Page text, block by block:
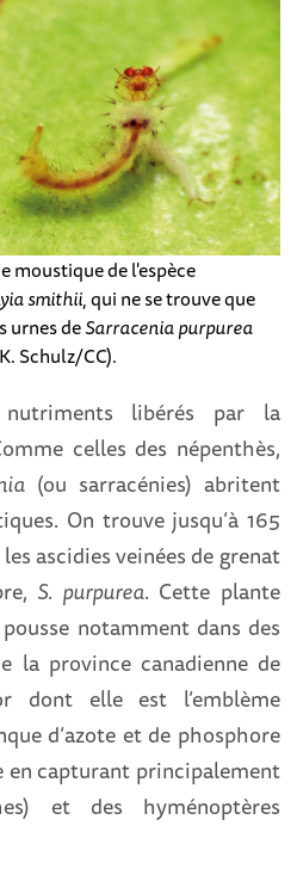
moustique de l'espèce
smithii, qui ne se trouve que
urnes deSarracenia purpurea
Schulz/CC).
libérés par la
celles des népenthès,
(ou sarracénies) abritent
On trouve jusqu’à 165
ascidies veinées de grenat
S. purpurea. Cette plante
notamment dans des
la province canadienne de
dont elle est l’emblème
d’azote et de phosphore
en capturant principalement
et des hyménoptères